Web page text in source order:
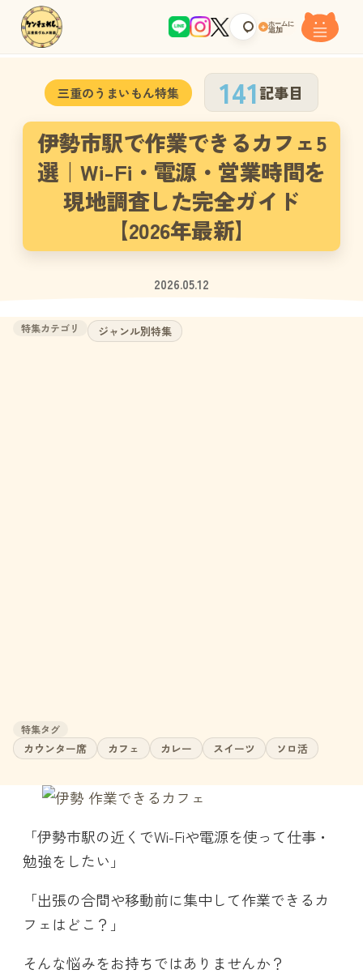
+ ホームに
追加
三重のうまいもん特集 141記事目
伊勢市駅で作業できるカフェ5
選｜Wi-Fi・電源・営業時間を
現地調査した完全ガイド
【2026年最新】
2026.05.12
特集カテゴリ ジャンル別特集
特集タグ
カウンター席 カフェ カレー スイーツ ソロ活
「伊勢市駅の近くでWi-Fiや電源を使って仕事・
勉強をしたい」
「出張の合間や移動前に集中して作業できるカ
フェはどこ？」
そんな悩みをお持ちではありませんか？